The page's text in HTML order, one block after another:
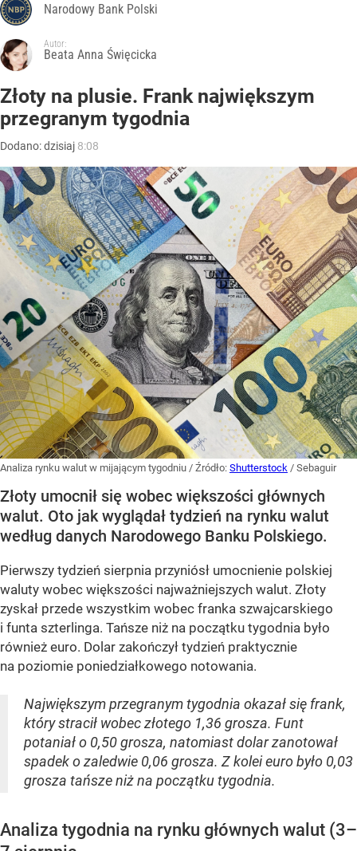
Narodowy Bank Polski
Autor:
Beata Anna Święcicka
Złoty na plusie. Frank największym
przegranym tygodnia
Dodano:dzisiaj 8:08
Analiza rynku walut w mijającym tygodniu / Źródło: Shutterstock / Sebaguir
Złoty umocnił się wobec większości głównych
walut. Oto jak wyglądał tydzień na rynku walut
według danych Narodowego Banku Polskiego.
Pierwszy tydzień sierpnia przyniósł umocnienie polskiej
waluty wobec większości najważniejszych walut. Złoty
zyskał przede wszystkim wobec franka szwajcarskiego
i funta szterlinga. Tańsze niż na początku tygodnia było
również euro. Dolar zakończył tydzień praktycznie
na poziomie poniedziałkowego notowania.
Największym przegranym tygodnia okazał się frank,
który stracił wobec złotego 1,36 grosza. Funt
potaniał o 0,50 grosza, natomiast dolar zanotował
spadek o zaledwie 0,06 grosza. Z kolei euro było 0,03
grosza tańsze niż na początku tygodnia.
Analiza tygodnia na rynku głównych walut (3–